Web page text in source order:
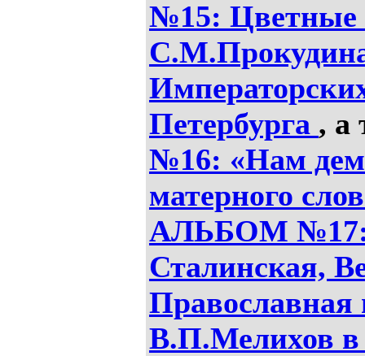
№15: Цветные
Петербурга , а
№16: «Нам
матерного
АЛЬБОМ №17:
Сталинская,
Православная
В.П.Мелихов в